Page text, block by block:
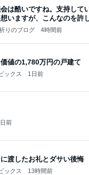
は酷いですね。支持して
いますが、こんなのを許
りのブログ 4時間前
値の1,780万円の戸建て
ックス 1日前
前
渡したお礼とダサい後悔
ックス 13時間前